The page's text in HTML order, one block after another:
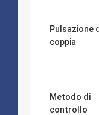
Pulsazione
coppia
Metodo di
controllo